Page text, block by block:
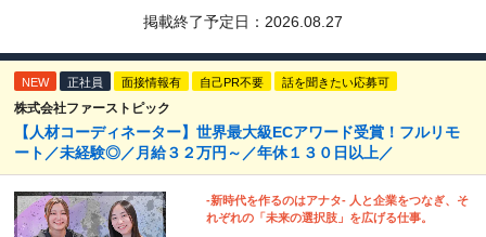
掲載終了予定日： 2026.08.27
NEW 正社員 面接情報有 自己PR不要 話を聞きたい応募可
株式会社ファーストピック
【人材コーディネーター】世界最大級ECアワード受賞！フルリモ
ート／未経験◎／月給３２万円～／年休１３０日以上／
-新時代を作るのはアナタ- 人と企業をつなぎ、そ
れぞれの「未来の選択肢」を広げる仕事。